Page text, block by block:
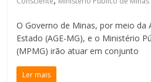
O Governo de Minas, por meio da
Estado (AGE-MG), e o Ministério
(MPMG) irão atuar em conjunto
Ler mais